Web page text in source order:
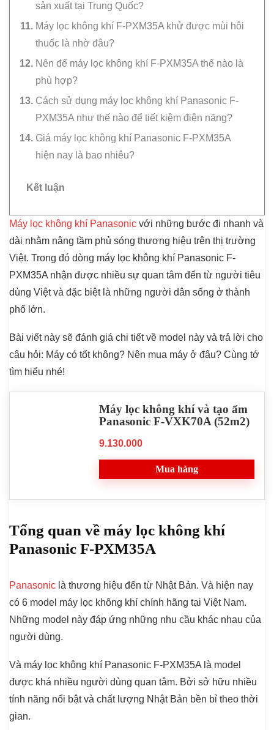
sản xuất tại Trung Quốc?
Máy lọc không khí F-PXM35A khử được mùi hôi
thuốc là nhờ đâu?
Nên để máy lọc không khí F-PXM35A thế nào là
phù hợp?
Cách sử dụng máy lọc không khí Panasonic F-
PXM35A như thế nào để tiết kiệm điện năng?
Giá máy lọc không khí Panasonic F-PXM35A
hiện nay là bao nhiêu?
Kết luận
Máy lọc không khí Panasonic với những bước đi nhanh và
dài nhằm nâng tầm phủ sóng thương hiệu trên thị trường
Việt. Trong đó dòng máy lọc không khí Panasonic F-
PXM35A nhận được nhiều sự quan tâm đến từ người tiêu
dùng Việt và đặc biệt là những người dân sống ở thành
phố lớn.
Bài viết này sẽ đánh giá chi tiết về model này và trả lời cho
câu hỏi: Máy có tốt không? Nên mua máy ở đâu? Cùng tớ
tìm hiểu nhé!
Máy lọc không khí và tạo ẩm
Panasonic F-VXK70A (52m2)
9.130.000
Mua hàng
Tổng quan về máy lọc không khí
Panasonic F-PXM35A
Panasonic là thương hiệu đến từ Nhật Bản. Và hiện nay
có 6 model máy lọc không khí chính hãng tại Việt Nam.
Những model này đáp ứng những nhu cầu khác nhau của
người dùng.
Và máy lọc không khí Panasonic F-PXM35A là model
được khá nhiều người dùng quan tâm. Bởi sở hữu nhiều
tính năng nổi bật và chất lượng Nhật Bản bền bỉ theo thời
gian.